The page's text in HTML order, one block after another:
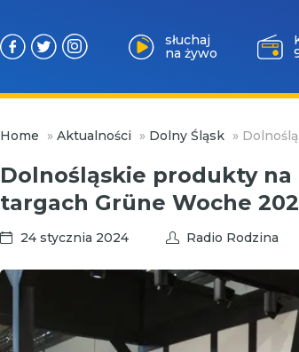
słuchaj
na żywo
Home » Aktualności » Dolny Śląsk »
Dolnośląskie produkty
targach Grüne Woche
24 stycznia 2024 Radio Rodzina